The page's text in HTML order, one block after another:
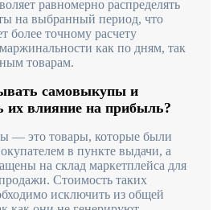
равномерно распределять
на выбранный период, что
более точному расчету
как по дням, так
товарам.
самовыкупы и
их влияние на прибыль?
— это товары, которые были
в пункте выдачи, а
на склад маркетплейса для
Стоимость таких
исключить из общей